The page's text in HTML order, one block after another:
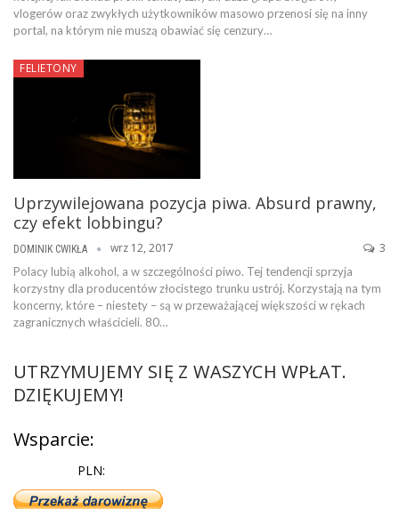
vlogerów oraz zwykłych użytkowników masowo przenosi się na inny
portal, na którym nie muszą obawiać się cenzury…
FELIETONY
Uprzywilejowana pozycja piwa. Absurd prawny,
czy efekt lobbingu?
DOMINIK CWIKŁA wrz 12, 2017 3
Polacy lubią alkohol, a w szczególności piwo. Tej tendencji sprzyja
korzystny dla producentów złocistego trunku ustrój. Korzystają na tym
koncerny, które – niestety – są w przeważającej większości w rękach
zagranicznych właścicieli. 80…
UTRZYMUJEMY SIĘ Z WASZYCH WPŁAT.
DZIĘKUJEMY!
Wsparcie:
PLN: